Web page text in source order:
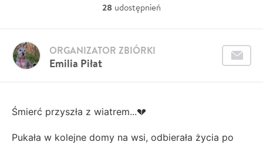
28 udostępnień
Emilia Piłat
ORGANIZATOR ZBIÓRKI
Śmierć przyszła z wiatrem...💔
Pukała w kolejne domy na wsi, odbierała życia po